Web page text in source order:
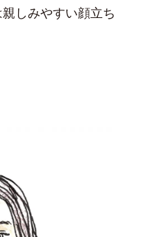
しみやすい顔立ち